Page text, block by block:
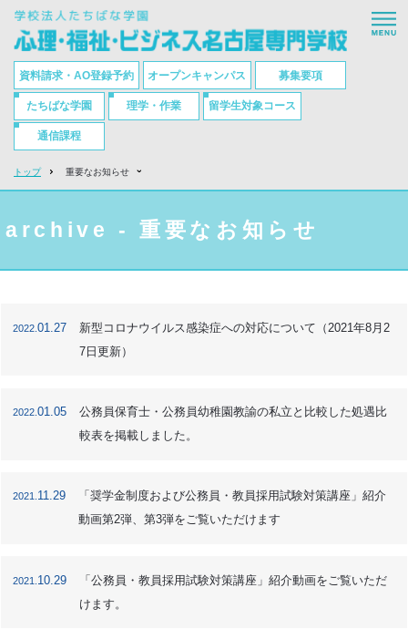
資料請求・AO登録予約 オープンキャンパス 募集要項
たちばな学園 理学・作業 留学生対象コース
通信課程
HOME
学校について
国家試験・就職実績
学科紹介
入試・学費・奨学金制度
サポート
トップ 重要なお知らせ
archive - 重要なお知らせ
2022.01.27
新型コロナウイルス感染症への対応について（2021年8月2
7日更新）
2022.01.05
公務員保育士・公務員幼稚園教諭の私立と比較した処遇比
較表を掲載しました。
2021. 11.29
「奨学金制度および公務員・教員採用試験対策講座」紹介
動画第2弾、第3弾をご覧いただけます
2021. 10.29
「公務員・教員採用試験対策講座」紹介動画をご覧いただ
けます。